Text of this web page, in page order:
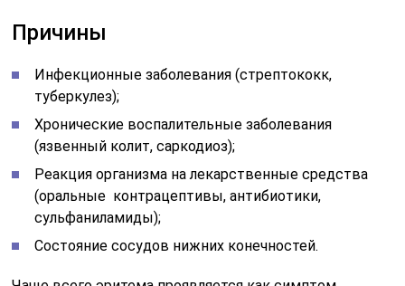
Причины
Инфекционные заболевания (стрептококк,
туберкулез);
Хронические воспалительные заболевания
(язвенный колит, саркодиоз);
Реакция организма на лекарственные средства
(оральные контрацептивы, антибиотики,
сульфаниламиды);
Состояние сосудов нижних конечностей.